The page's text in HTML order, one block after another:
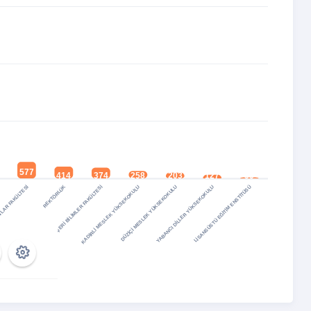
577 414 374 258 203 127 35
REKTÖRLÜK
KADİRLİ SOSYAL VE BEŞERİ BİLİMLER FAKÜLTESİKADİRLİ MESLEK YÜKSEKOKULUDÜZİÇİ MESLEK YÜKSEKOKULUYABANCI DİLLER YÜKSEKOKULULİSANSÜSTÜ EĞİTİM ENSTİTÜSÜ